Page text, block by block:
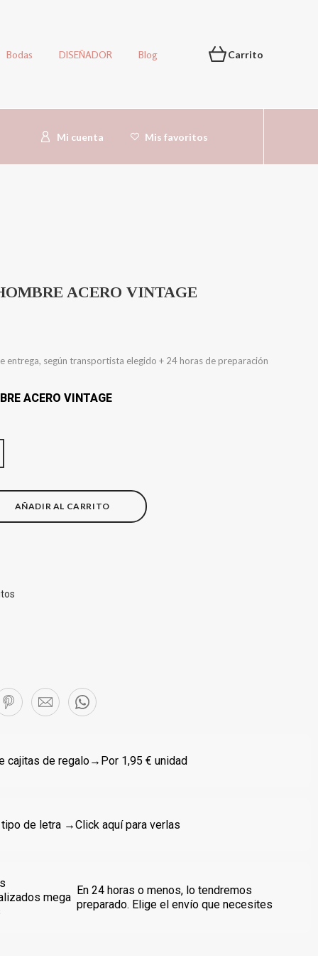
Bodas DISEÑADOR Blog Carrito
Mi cuenta Mis favoritos
ACERO VINTAGE
entrega, según transportista elegido + 24 horas de preparación
ACERO VINTAGE
AÑADIR AL CARRITO
cajitas de regalo→Por 1,95 € unidad
tipo de letra →Click aquí para verlas
mega
En 24 horas o menos, lo tendremos
preparado. Elige el envío que necesites